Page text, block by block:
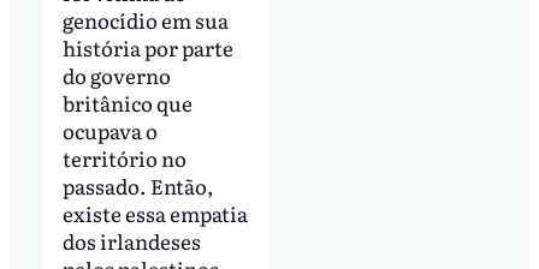
genocídio em sua
história por parte
do governo
britânico que
ocupava o
território no
passado. Então,
existe essa empatia
dos irlandeses